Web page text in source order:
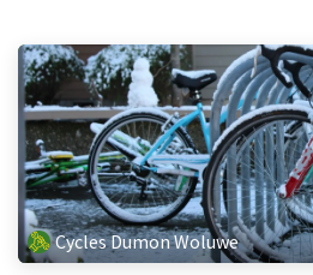
Cycles Dumon Woluwe